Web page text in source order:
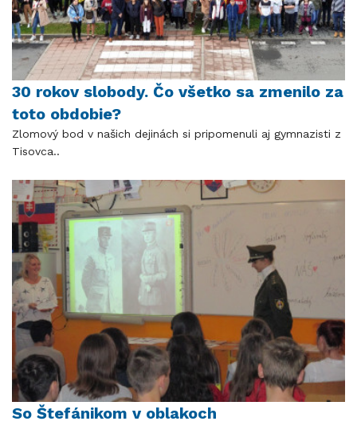
30 rokov slobody. Čo všetko sa zmenilo za
toto obdobie?
Zlomový bod v našich dejinách si pripomenuli aj gymnazisti z
Tisovca..
So Štefánikom v oblakoch